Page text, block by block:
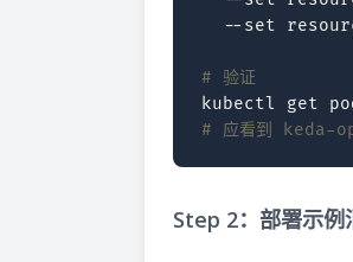
--set
# 验证
kubectl
get
# 应看到
Step 2：部署示例